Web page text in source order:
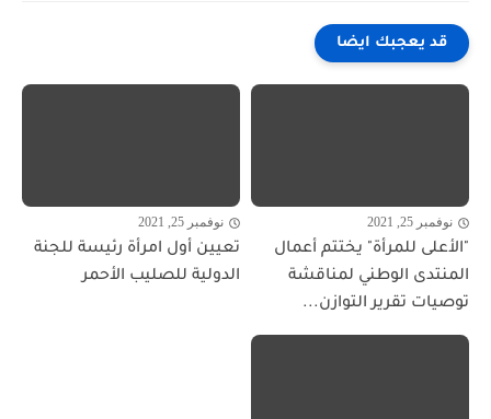
قد يعجبك ايضا
نوفمبر 25, 2021
"الأعلى للمرأة" يختتم أعمال
المنتدى الوطني لمناقشة
توصيات تقرير التوازن...
نوفمبر 25, 2021
تعيين أول امرأة رئيسة للجنة
الدولية للصليب الأحمر